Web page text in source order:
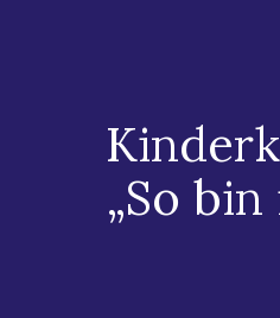
„So bin